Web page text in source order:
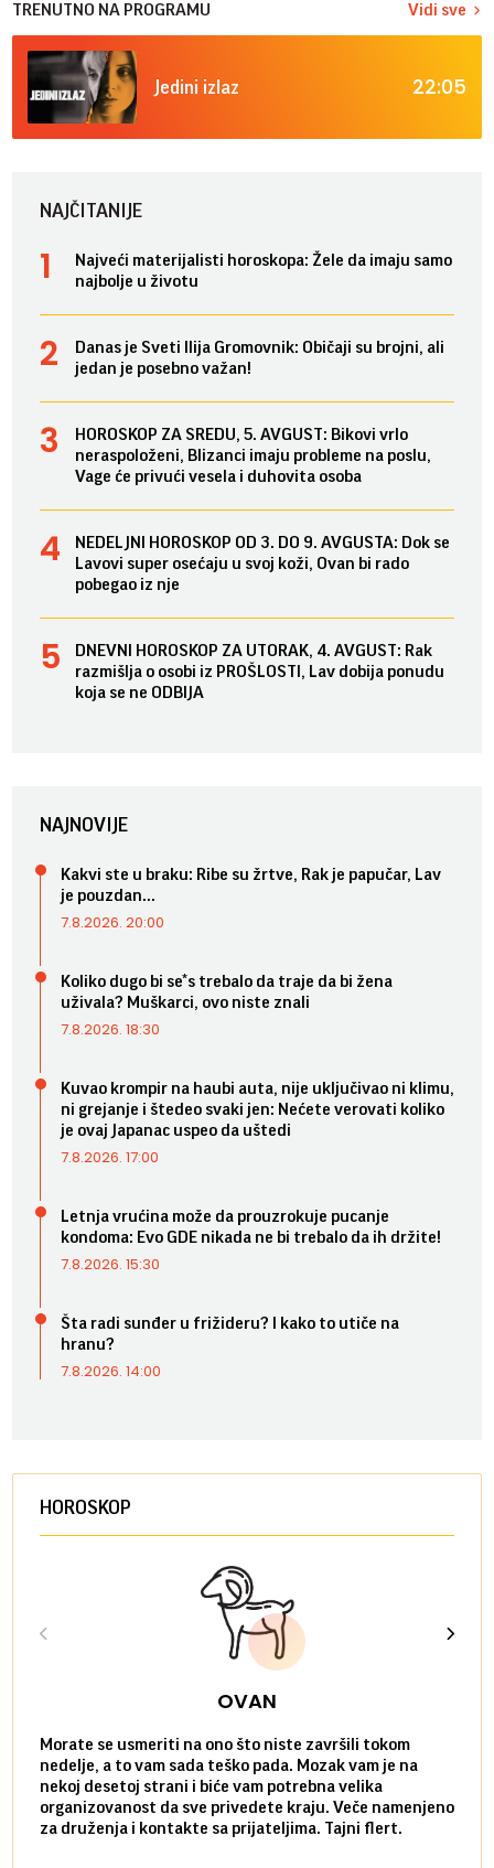
TRENUTNO NA PROGRAMU Vidi sve
Jedini izlaz 22:05
NAJČITANIJE
Najveći materijalisti horoskopa: Žele da imaju samo
najbolje u životu
Danas je Sveti Ilija Gromovnik: Običaji su brojni, ali
jedan je posebno važan!
HOROSKOP ZA SREDU, 5. AVGUST: Bikovi vrlo
neraspoloženi, Blizanci imaju probleme na poslu,
Vage će privući vesela i duhovita osoba
NEDELJNI HOROSKOP OD 3. DO 9. AVGUSTA: Dok se
Lavovi super osećaju u svoj koži, Ovan bi rado
pobegao iz nje
DNEVNI HOROSKOP ZA UTORAK, 4. AVGUST: Rak
razmišlja o osobi iz PROŠLOSTI, Lav dobija ponudu
koja se ne ODBIJA
NAJNOVIJE
Kakvi ste u braku: Ribe su žrtve, Rak je papučar, Lav
je pouzdan...
7.8.2026. 20:00
Koliko dugo bi se*s trebalo da traje da bi žena
uživala? Muškarci, ovo niste znali
7.8.2026. 18:30
Kuvao krompir na haubi auta, nije uključivao ni klimu,
ni grejanje i štedeo svaki jen: Nećete verovati koliko
je ovaj Japanac uspeo da uštedi
7.8.2026. 17:00
Letnja vrućina može da prouzrokuje pucanje
kondoma: Evo GDE nikada ne bi trebalo da ih držite!
7.8.2026. 15:30
Šta radi sunđer u frižideru? I kako to utiče na
hranu?
7.8.2026. 14:00
HOROSKOP
OVAN
Morate se usmeriti na ono što niste završili tokom
nedelje, a to vam sada teško pada. Mozak vam je na
nekoj desetoj strani i biće vam potrebna velika
organizovanost da sve privedete kraju. Veče namenjeno
za druženja i kontakte sa prijateljima. Tajni flert.